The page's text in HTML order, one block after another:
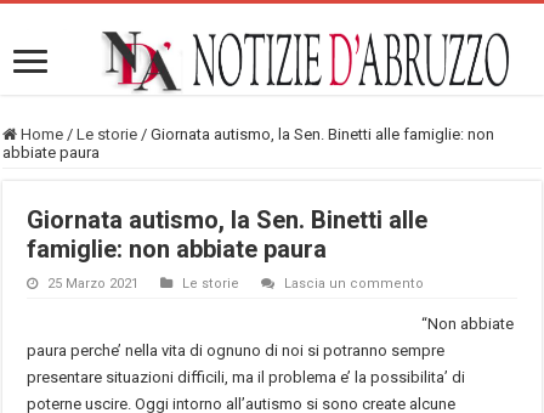
Home / Le storie / Giornata autismo, la Sen. Binetti alle famiglie: non
abbiate paura
Giornata autismo, la Sen. Binetti alle
famiglie: non abbiate paura
25 Marzo 2021 Le storie Lascia un commento
“Non abbiate
paura perche’ nella vita di ognuno di noi si potranno sempre
presentare situazioni difficili, ma il problema e’ la possibilita’ di
poterne uscire. Oggi intorno all’autismo si sono create alcune